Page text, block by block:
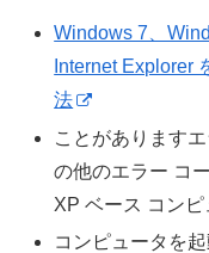
Windows 7、
Internet Explorer
法
ことがあります
の他のエラー コ
XP ベース コン
コンピュータを